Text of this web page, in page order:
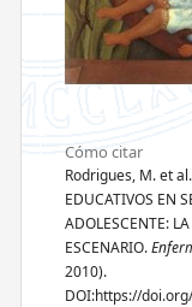
Cómo citar
Rodrigues, M. et
EDUCATIVOS EN
ADOLESCENTE:
ESCENARIO.
2010).
DOI:https://